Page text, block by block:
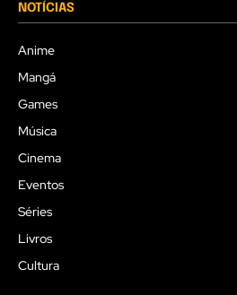
NOTÍCIAS
Anime
Mangá
Games
Música
Cinema
Eventos
Séries
Livros
Cultura